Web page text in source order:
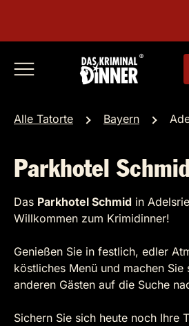
Alle Tatorte Bayern
Parkhotel Schmid
Das Parkhotel Schmid in
Willkommen zum Krimidinner!
Genießen Sie in festlich, edler
köstliches Menü und machen Sie
anderen Gästen auf die Suche
Sichern Sie sich heute noch Ihre